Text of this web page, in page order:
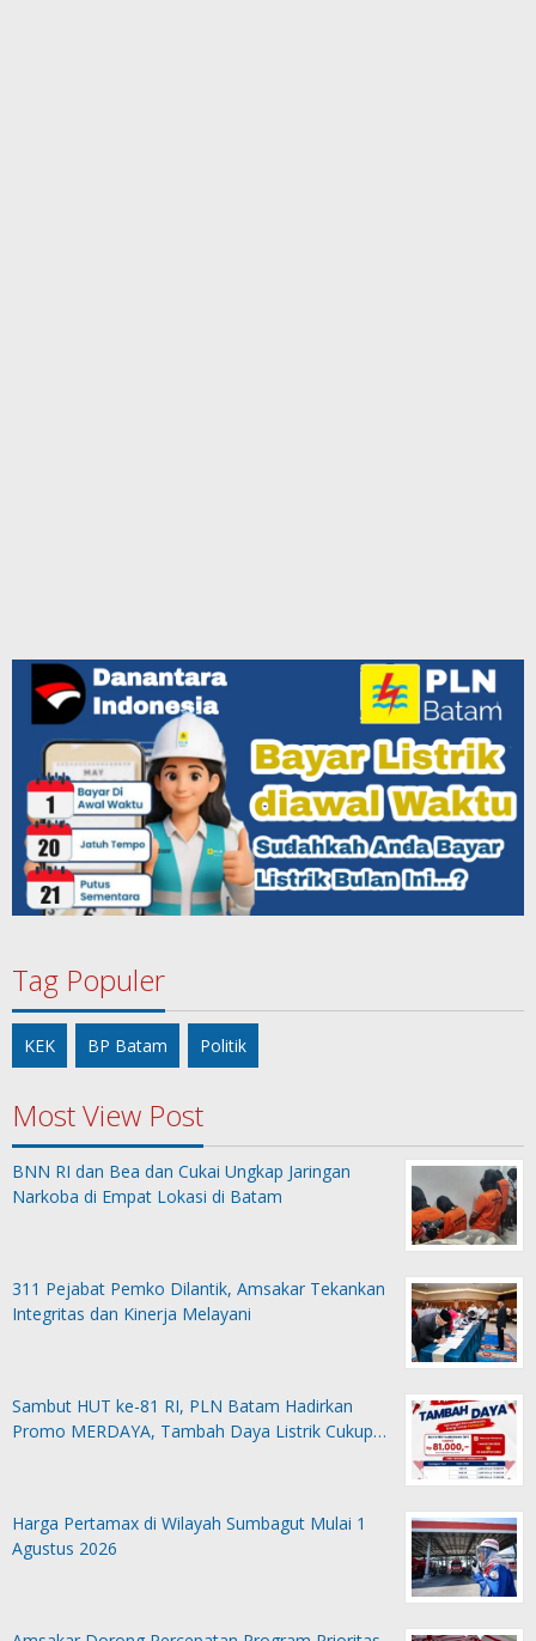
Tag Populer
KEK BP Batam Politik
Most View Post
BNN RI dan Bea dan Cukai Ungkap Jaringan
Narkoba di Empat Lokasi di Batam
311 Pejabat Pemko Dilantik, Amsakar Tekankan
Integritas dan Kinerja Melayani
Sambut HUT ke-81 RI, PLN Batam Hadirkan
Promo MERDAYA, Tambah Daya Listrik Cukup…
Harga Pertamax di Wilayah Sumbagut Mulai 1
Agustus 2026